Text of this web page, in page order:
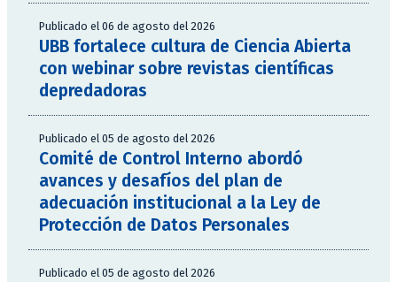
Publicado el 06 de agosto del 2026
UBB fortalece cultura de Ciencia Abierta
con webinar sobre revistas científicas
depredadoras
Publicado el 05 de agosto del 2026
Comité de Control Interno abordó
avances y desafíos del plan de
adecuación institucional a la Ley de
Protección de Datos Personales
Publicado el 05 de agosto del 2026